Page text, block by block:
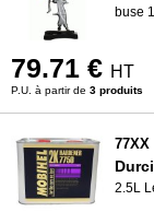
buse
79.71 € HT
P.U. à partir de 3 produits
77XX
2.5L